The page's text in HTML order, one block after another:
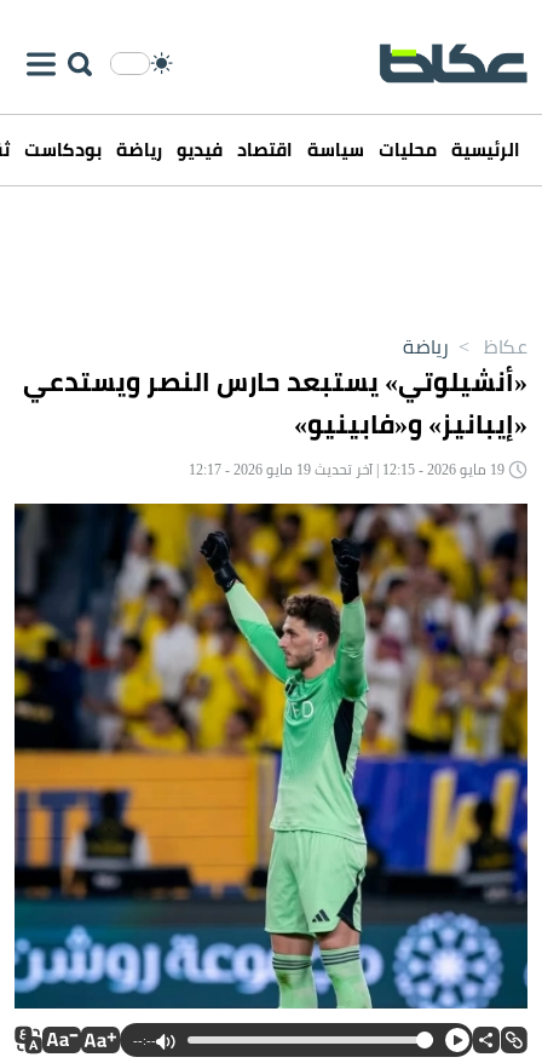
الرئيسية محليات سياسة اقتصاد فيديو رياضة بودكاست
عكاظ > رياضة
«أنشيلوتي» يستبعد حارس النصر ويستدعي
«إيبانيز» و«فابينيو»
--:--